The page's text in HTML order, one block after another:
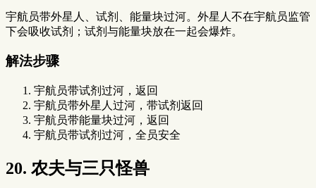
宇航员带外星人、试剂、能量块过河。外星人不在宇航员监管
下会吸收试剂；试剂与能量块放在一起会爆炸。
解法步骤
宇航员带试剂过河，返回
宇航员带外星人过河，带试剂返回
宇航员带能量块过河，返回
宇航员带试剂过河，全员安全
20. 农夫与三只怪兽